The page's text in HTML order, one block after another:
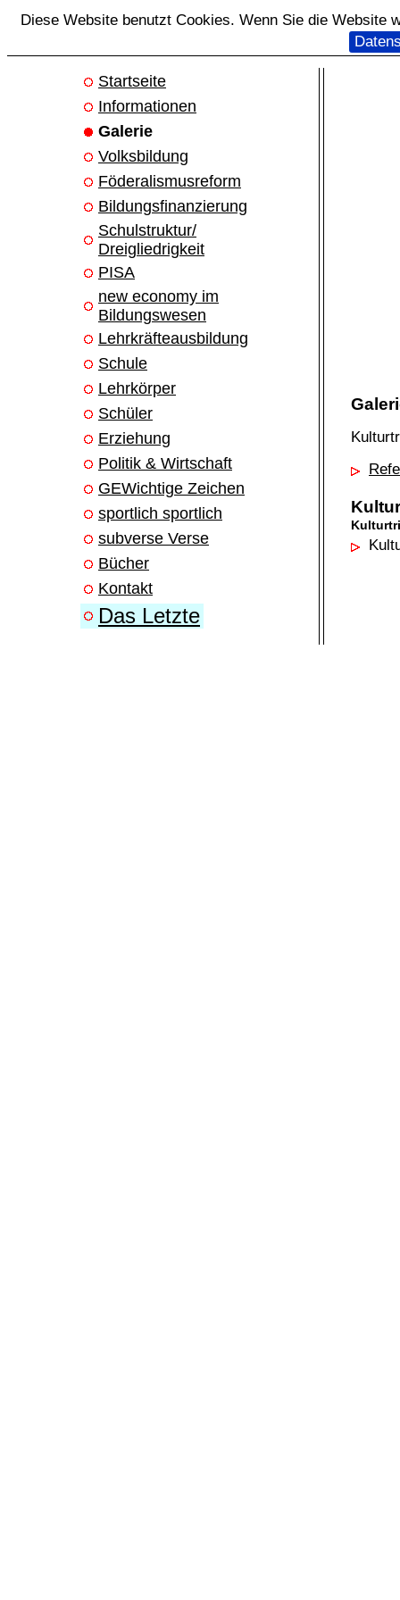
Diese Website benutzt Cookies. Wenn Sie die Website
Startseite
Informationen
Galerie
Volksbildung
Föderalismusreform
Bildungsfinanzierung
Schulstruktur/
Dreigliedrigkeit
PISA
new economy im
Bildungswesen
Lehrkräfteausbildung
Schule
Lehrkörper
Schüler
Erziehung
Politik & Wirtschaft
GEWichtige Zeichen
sportlich sportlich
subverse Verse
Bücher
Kontakt
Das Letzte